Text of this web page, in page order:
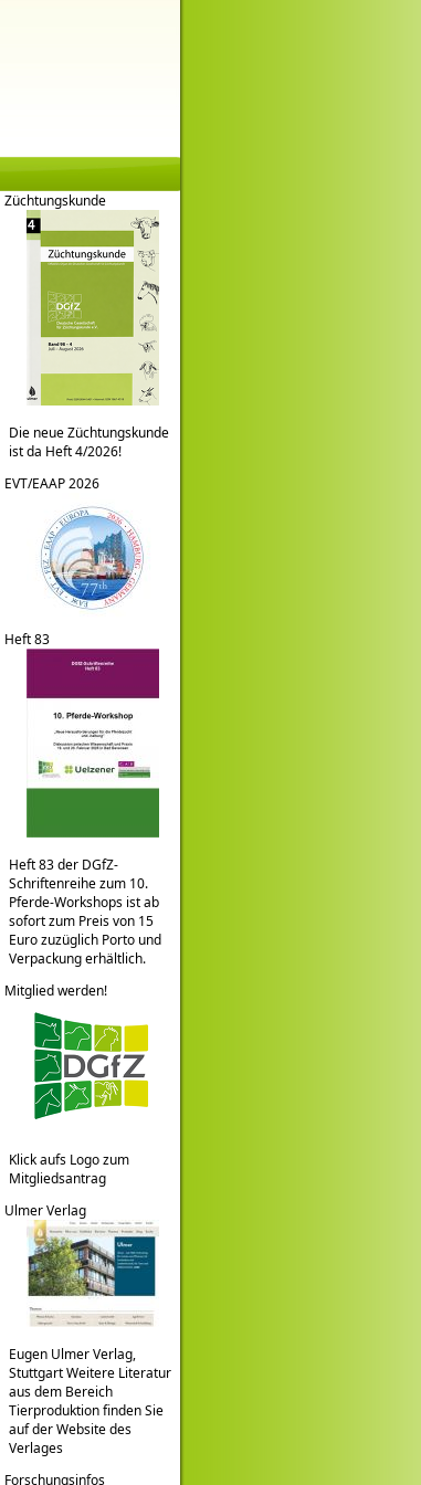
Züchtungskunde
Die neue Züchtungskunde
ist da Heft 4/2026!
EVT/EAAP 2026
Heft 83
Heft 83 der DGfZ-
Schriftenreihe zum 10.
Pferde-Workshops ist ab
sofort zum Preis von 15
Euro zuzüglich Porto und
Verpackung erhältlich.
Mitglied werden!
Klick aufs Logo zum
Mitgliedsantrag
Ulmer Verlag
Eugen Ulmer Verlag,
Stuttgart Weitere Literatur
aus dem Bereich
Tierproduktion finden Sie
auf der Website des
Verlages
Forschungsinfos